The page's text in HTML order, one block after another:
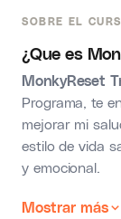
SOBRE EL
¿Que es
MonkyReset
Programa, te
mejorar mi
estilo de vida
y emocional.
Mostrar más